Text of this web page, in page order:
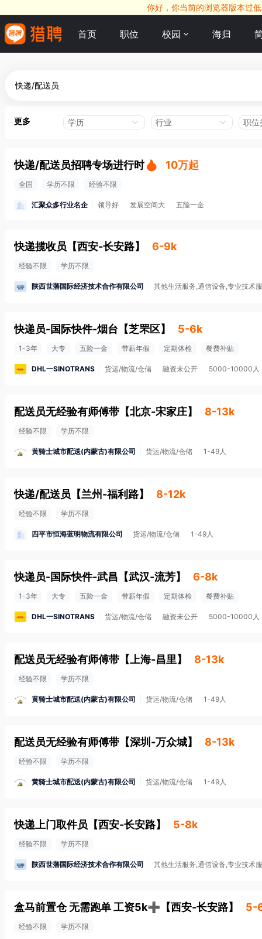
你好，你当前的浏览器版本过
首页 职位 校园 海归
更多 学历 行业 职位
快递/配送员招聘专场进行时 10万起
全国 学历不限 经验不限
汇聚众多行业名企 领导好 发展空间大 五险一金
快递揽收员 【西安-长安路】 6-9k
经验不限 学历不限
陕西世藩国际经济技术合作有限公司 其他生活服务,通信设备,专业技术
快递员-国际快件-烟台 【芝罘区】 5-6k
1-3年 大专 五险一金 带薪年假 定期体检 餐费补贴
DHL一SINOTRANS 货运/物流/仓储 融资未公开 5000-10000人
配送员无经验有师傅带 【北京-宋家庄】 8-13k
经验不限 学历不限
黄骑士城市配送(内蒙古)有限公司 货运/物流/仓储 1-49人
快递/配送员 【兰州-福利路】 8-12k
经验不限 学历不限
四平市恒海蓝明物流有限公司 货运/物流/仓储 1-49人
快递员-国际快件-武昌 【武汉-流芳】 6-8k
1-3年 大专 五险一金 带薪年假 定期体检 餐费补贴
DHL一SINOTRANS 货运/物流/仓储 融资未公开 5000-10000人
配送员无经验有师傅带 【 上海-昌里】 8-13k
经验不限 学历不限
黄骑士城市配送(内蒙古)有限公司 货运/物流/仓储 1-49人
配送员无经验有师傅带 【深圳-万众城】 8-13k
经验不限 学历不限
黄骑士城市配送(内蒙古)有限公司 货运/物流/仓储 1-49人
快递上门取件员 【西安-长安路】 5-8k
经验不限 学历不限
陕西世藩国际经济技术合作有限公司 其他生活服务,通信设备,专业技术
盒马前置仓 无需跑单 工资5k➕ 【西安-长安路】 5-
经验不限 学历不限